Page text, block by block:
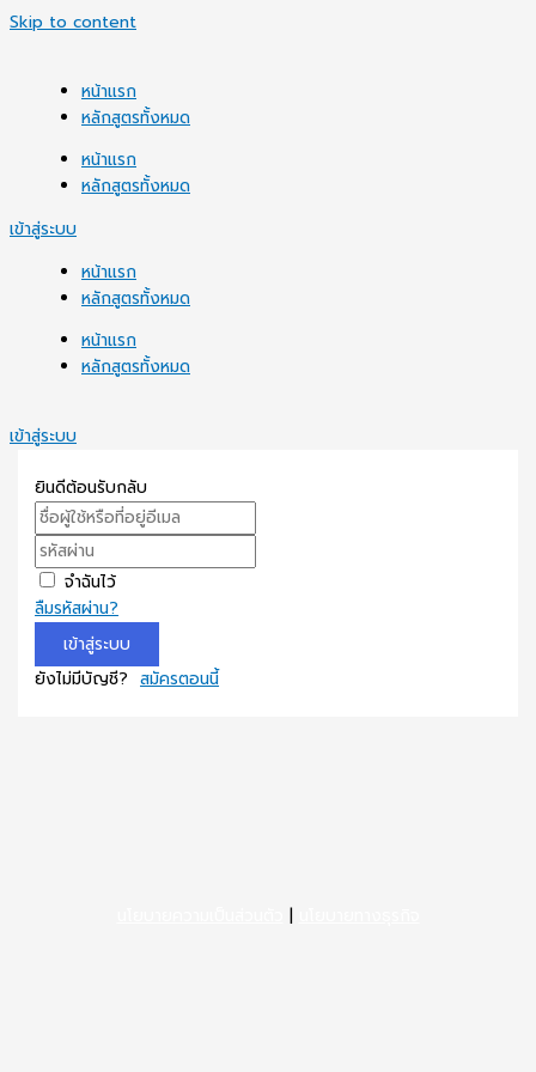
Skip to content
หน้าแรก
หลักสูตรทั้งหมด
หน้าแรก
หลักสูตรทั้งหมด
เข้าสู่ระบบ
หน้าแรก
หลักสูตรทั้งหมด
หน้าแรก
หลักสูตรทั้งหมด
เข้าสู่ระบบ
ยินดีต้อนรับกลับ
จำฉันไว้
ลืมรหัสผ่าน?
เข้าสู่ระบบ
ยังไม่มีบัญชี?สมัครตอนนี้
|